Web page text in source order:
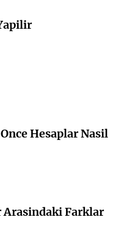
Hesaplar Nasil
Arasindaki Farklar